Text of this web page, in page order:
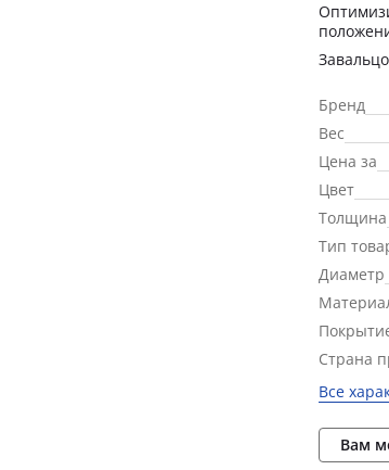
Бренд
Вес
Цена за
Цвет
Толщина
Тип
Диаметр
Страна
Все
Вам